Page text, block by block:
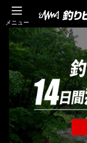
メニュー